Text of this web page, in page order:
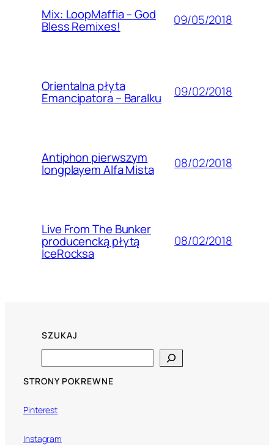
Mix: LoopMaffia – God
Bless Remixes! 09/05/2018
Orientalna płyta
Emancipatora – Baralku 09/02/2018
Antiphon pierwszym
longplayem Alfa Mista 08/02/2018
Live From The Bunker
producencką płytą
IceRocksa
08/02/2018
SZUKAJ
STRONY POKREWNE
Pinterest
Instagram